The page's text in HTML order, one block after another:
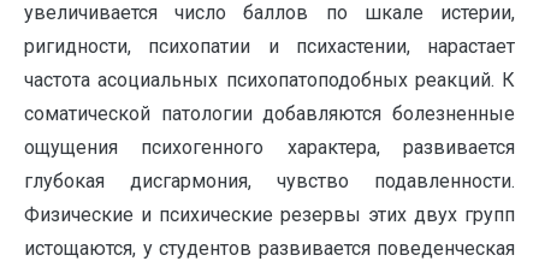
увеличивается число баллов по шкале истерии,
ригидности, психопатии и психастении, нарастает
частота асоциальных психопатоподобных реакций. К
соматической патологии добавляются болезненные
ощущения психогенного характера, развивается
глубокая дисгармония, чувство подавленности.
Физические и психические резервы этих двух групп
истощаются, у студентов развивается поведенческая